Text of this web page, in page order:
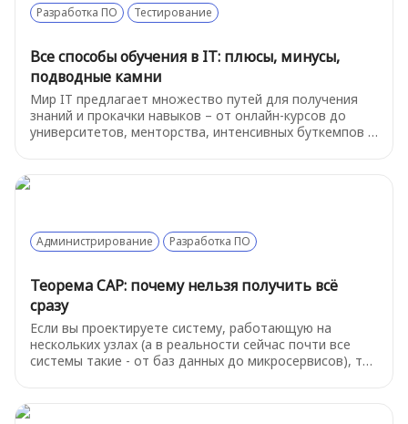
Разработка ПО Тестирование
Все способы обучения в IT: плюсы, минусы,
подводные камни
Мир IT предлагает множество путей для получения
знаний и прокачки навыков – от онлайн-курсов до
университетов, менторства, интенсивных буткемпов и
Администрирование Разработка ПО
Теорема CAP: почему нельзя получить всё
сразу
Если вы проектируете систему, работающую на
нескольких узлах (а в реальности сейчас почти все
системы такие - от баз данных до микросервисов), то